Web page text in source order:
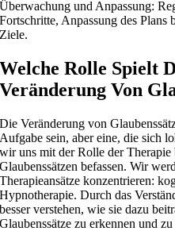
Überwachung und Anpassung:
Fortschritte, Anpassung des
Ziele.
Welche Rolle Spielt
Veränderung Von
Die Veränderung von
Aufgabe sein, aber eine, die sich
wir uns mit der Rolle der Therapie
Glaubenssätzen befassen. Wir
Therapieansätze konzentrieren:
Hypnotherapie. Durch das
besser verstehen, wie sie dazu
Glaubenssätze zu erkennen und zu